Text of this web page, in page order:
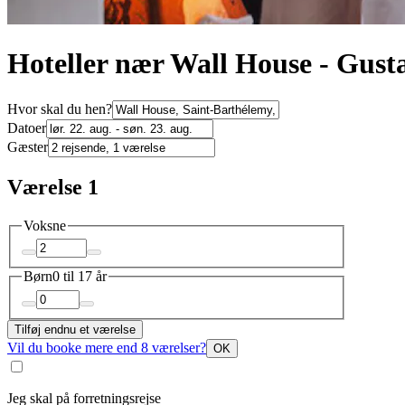
Hoteller nær Wall House -
Hvor skal du hen?
Datoer
Gæster
Værelse 1
Voksne
Børn0 til 17 år
Tilføj endnu et værelse
Vil du booke mere end 8 værelser? OK
Jeg skal på forretningsrejse